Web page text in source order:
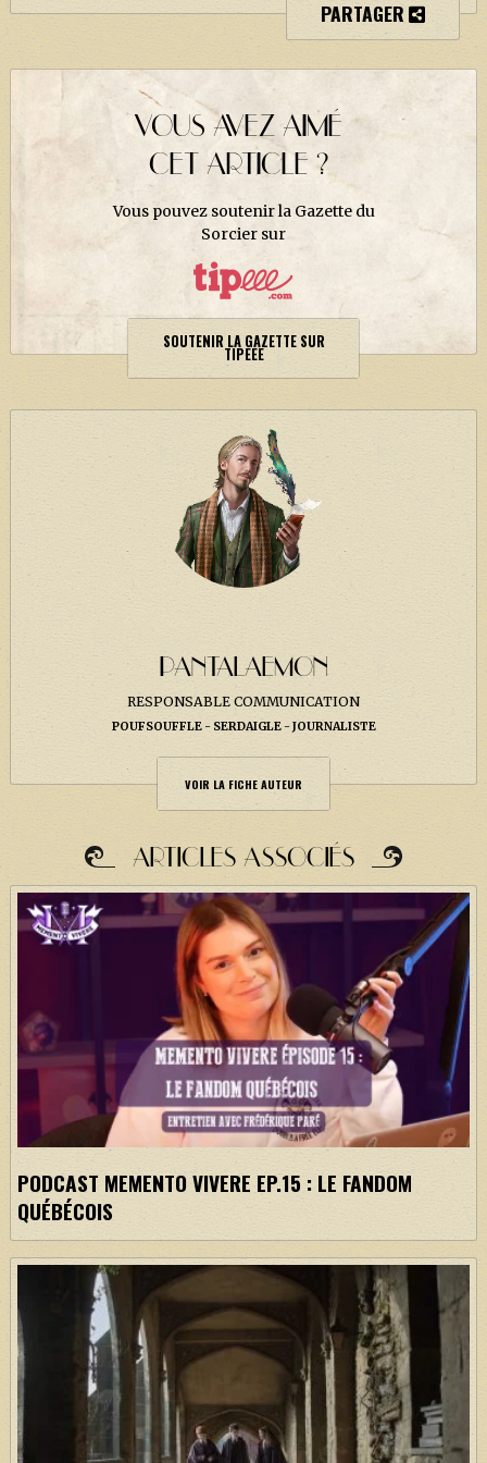
LES GRANDS ARTICLES DE LA GAZETTE
PARTAGER
VOUS AVEZ AIMÉ
CET ARTICLE ?
Vous pouvez soutenir la Gazette du
Sorcier sur
SOUTENIR LA GAZETTE SUR
TIPEEE
PANTALAEMON
RESPONSABLE COMMUNICATION
POUFSOUFFLE SERDAIGLE JOURNALISTE
VOIR LA FICHE AUTEUR
ARTICLES ASSOCIÉS
PODCAST MEMENTO VIVERE EP.15 : LE FANDOM
QUÉBÉCOIS